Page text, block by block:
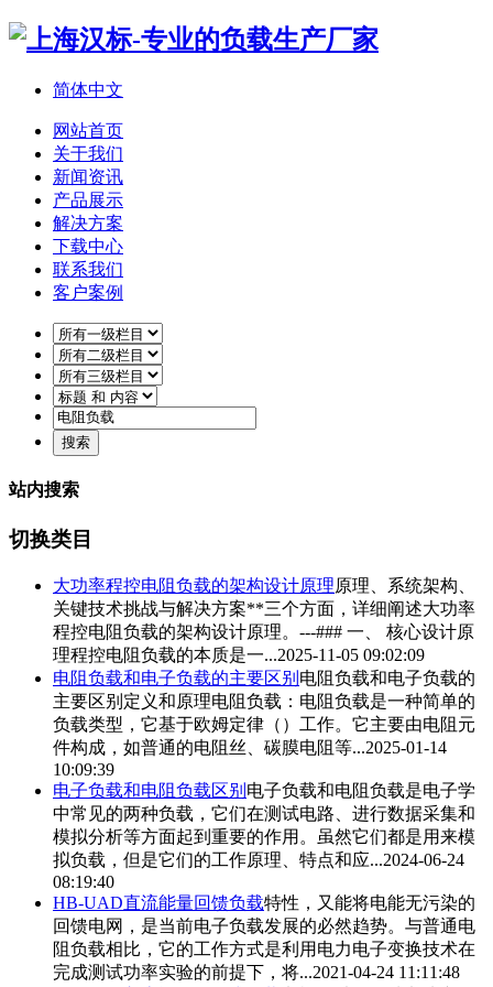
简体中文
网站首页
关于我们
新闻资讯
产品展示
解决方案
下载中心
联系我们
客户案例
站内搜索
切换类目
大功率程控电阻负载的架构设计原理原理、系统架构、
关键技术挑战与解决方案**三个方面，详细阐述大功率
程控电阻负载的架构设计原理。---### 一、 核心设计原
理程控电阻负载的本质是一...2025-11-05 09:02:09
电阻负载和电子负载的主要区别 电阻负载和电子负载的
主要区别定义和原理电阻负载 ： 电阻负载是一种简单的
负载类型，它基于欧姆定律（）工作。它主要由电阻元
件构成，如普通的电阻丝、碳膜电阻等...2025-01-14
10:09:39
电子负载和电阻负载区别 电子负载和电阻负载是电子学
中常见的两种负载，它们在测试电路、进行数据采集和
模拟分析等方面起到重要的作用。虽然它们都是用来模
拟负载，但是它们的工作原理、特点和应...2024-06-24
08:19:40
HB-UAD直流能量回馈负载特性，又能将电能无污染的
回馈电网，是当前电子负载发展的必然趋势。与普通电
阻负载相比，它的工作方式是利用电力电子变换技术在
完成测试功率实验的前提下，将...2021-04-24 11:11:48